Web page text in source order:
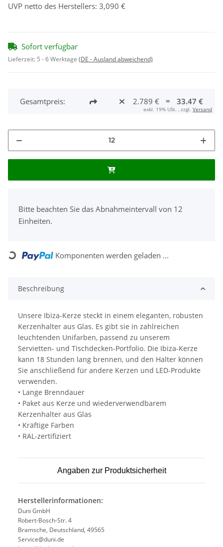
UVP netto des Herstellers: 3,090 €
Sofort verfügbar
Lieferzeit: 5 - 6 Werktage (DE - Ausland abweichend)
Gesamtpreis: 2.789 € = 33.47 €
exkl. 19% USt. , zzgl. Versand
Bitte beachten Sie das Abnahmeintervall von 12
Einheiten.
Loading... Komponenten werden geladen ...
Beschreibung
Unsere Ibiza-Kerze steckt in einem eleganten, robusten
Kerzenhalter aus Glas. Es gibt sie in zahlreichen
leuchtenden Unifarben, passend zu unserem
Servietten- und Tischdecken-Portfolio. Die Ibiza-Kerze
kann 18 Stunden lang brennen, und den Halter können
Sie anschließend für andere Kerzen und LED-Produkte
verwenden.
• Lange Brenndauer
• Paket aus Kerze und wiederverwendbarem
Kerzenhalter aus Glas
• Kräftige Farben
• RAL-zertifiziert
Angaben zur Produktsicherheit
Herstellerinformationen:
Duni GmbH
Robert-Bosch-Str. 4
Bramsche, Deutschland, 49565
Service@duni.de